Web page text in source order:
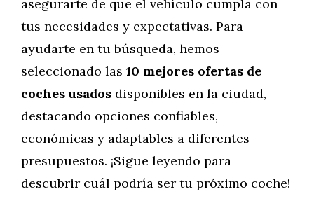
asegurarte de que el vehículo cumpla con
tus necesidades y expectativas. Para
ayudarte en tu búsqueda, hemos
seleccionado las 10 mejores ofertas de
coches usados disponibles en la ciudad,
destacando opciones confiables,
económicas y adaptables a diferentes
presupuestos. ¡Sigue leyendo para
descubrir cuál podría ser tu próximo coche!